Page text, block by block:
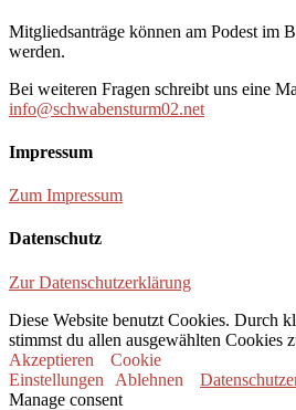
Mitgliedsanträge können am Podest im
werden.
Bei weiteren Fragen schreibt uns eine
info@schwabensturm02.net
Impressum
Zum Impressum
Datenschutz
Zur Datenschutzerklärung
Diese Website benutzt Cookies. Durch
stimmst du allen ausgewählten Cookies
Akzeptieren
Cookie
Einstellungen
Ablehnen
Manage consent